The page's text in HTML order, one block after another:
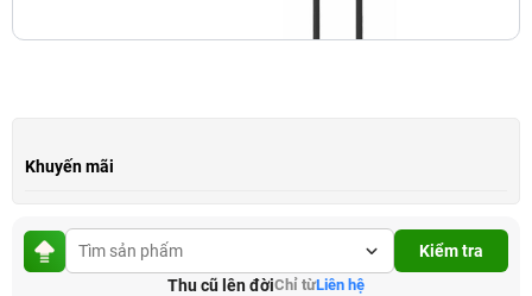
Khuyến mãi
Kiểm tra
Thu cũ lên đờiChỉ từLiên hệ